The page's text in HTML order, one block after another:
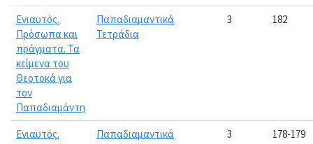
Ενιαυτός.
Πρόσωπα και
πράγματα. Τα
κείμενα του
Θεοτοκά για
τον
Παπαδιαμάντη
Παπαδιαμαντικά
Τετράδια
3 182
Ενιαυτός.
Παπαδιαμαντικά
3 178-179